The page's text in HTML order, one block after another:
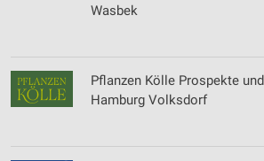
Wasbek
Pflanzen Kölle Prospekte
Hamburg Volksdorf